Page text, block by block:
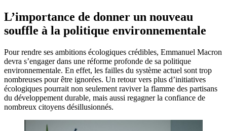
L’importance de donner un nouveau
souffle à la politique environnementale
Pour rendre ses ambitions écologiques crédibles, Emmanuel Macron
devra s’engager dans une réforme profonde de sa politique
environnementale. En effet, les failles du système actuel sont trop
nombreuses pour être ignorées. Un retour vers plus d’initiatives
écologiques pourrait non seulement raviver la flamme des partisans
du développement durable, mais aussi regagner la confiance de
nombreux citoyens désillusionnés.